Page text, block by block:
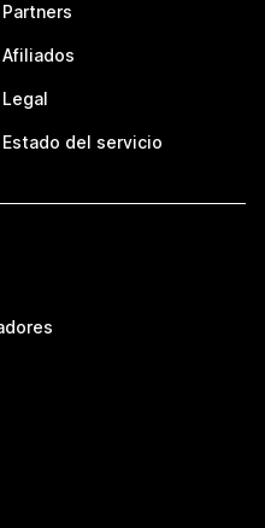
Partners
Afiliados
Legal
Estado del servicio